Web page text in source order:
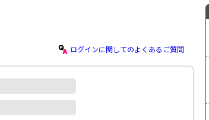
ログインに関してのよくあるご質問